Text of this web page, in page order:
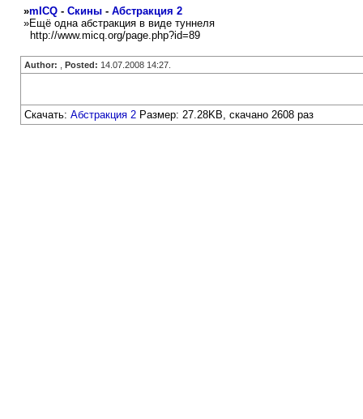
»mICQ- Скины- Абстракция 2
»Ещё одна абстракция в виде туннеля
http://www.micq.org/page.php?id=89
Author: Posted: 14.07.2008 14:27.
Скачать: Абстракция 2Размер: 27.28KB, скачано 2608 раз